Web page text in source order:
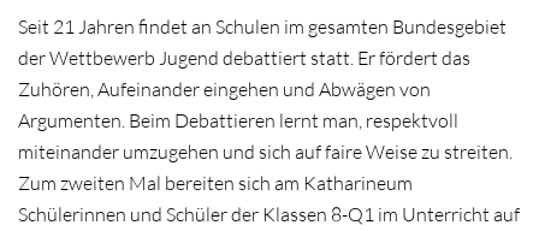
Seit 21 Jahren findet an Schulen im gesamten Bundesgebiet
der Wettbewerb Jugend debattiert statt. Er fördert das
Zuhören, Aufeinander eingehen und Abwägen von
Argumenten. Beim Debattieren lernt man, respektvoll
miteinander umzugehen und sich auf faire Weise zu streiten.
Zum zweiten Mal bereiten sich am Katharineum
Schülerinnen und Schüler der Klassen 8-Q1 im Unterricht auf